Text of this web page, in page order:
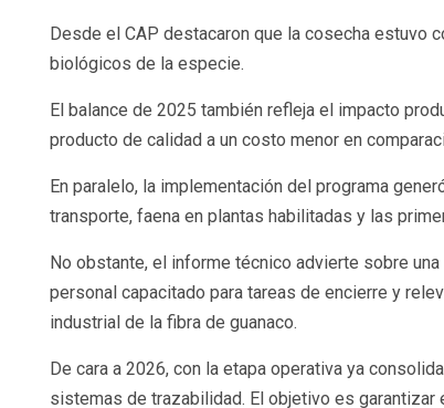
Desde el CAP destacaron que la cosecha estuvo
biológicos de la especie.
El balance de 2025 también refleja el impacto
producto de calidad a un costo menor en
En paralelo, la implementación del programa
transporte, faena en plantas habilitadas y las
No obstante, el informe técnico advierte sobre
personal capacitado para tareas de encierre y
industrial de la fibra de guanaco.
De cara a 2026, con la etapa operativa ya
sistemas de trazabilidad. El objetivo es